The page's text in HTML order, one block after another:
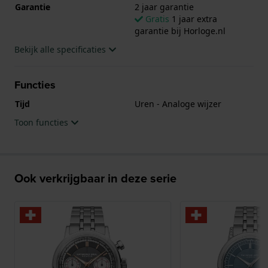
Garantie
2 jaar garantie
Gratis 1 jaar extra
garantie bij Horloge.nl
Bekijk alle specificaties
Functies
Tijd
Uren - Analoge wijzer
Toon functies
Ook verkrijgbaar in deze serie